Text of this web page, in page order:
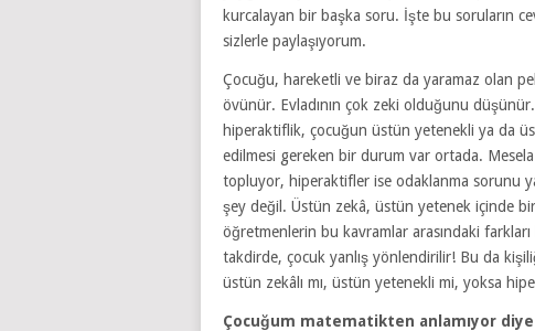
kurcalayan bir başka soru. İşte bu soruların
sizlerle paylaşıyorum.
Çocuğu, hareketli ve biraz da yaramaz olan
övünür. Evladının çok zeki olduğunu
hiperaktiflik, çocuğun üstün yetenekli ya da
edilmesi gereken bir durum var ortada.
topluyor, hiperaktifler ise odaklanma sorunu
şey değil. Üstün zekâ, üstün yetenek içinde
öğretmenlerin bu kavramlar arasındaki
takdirde, çocuk yanlış yönlendirilir! Bu da
üstün zekâlı mı, üstün yetenekli mi, yoksa
Çocuğum matematikten anlamıyor diye